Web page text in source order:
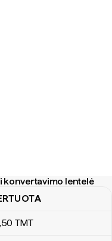
konvertavimo lentelė
lentelė
,50 TMT